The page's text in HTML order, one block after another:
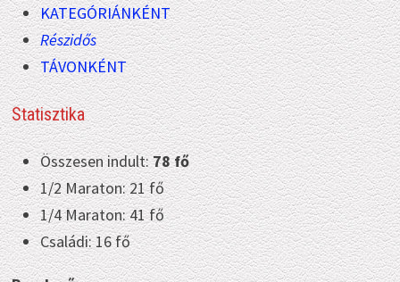
KATEGÓRIÁNKÉNT
Részidős
TÁVONKÉNT
Statisztika
Összesen indult:78 fő
1/2 Maraton: 21 fő
1/4 Maraton: 41 fő
Családi: 16 fő